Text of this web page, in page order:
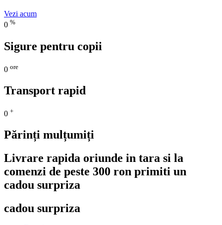
Vezi acum
0 %
Sigure pentru copii
0 ore
Transport rapid
0 +
Părinți mulțumiți
Livrare rapida oriunde in tara si la
comenzi de peste 300 ron primiti un
cadou surpriza
cadou surpriza